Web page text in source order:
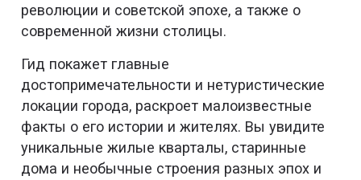
революции и советской эпохе, а также о
современной жизни столицы.
Гид покажет главные
достопримечательности и нетуристические
локации города, раскроет малоизвестные
факты о его истории и жителях. Вы увидите
уникальные жилые кварталы, старинные
дома и необычные строения разных эпох и